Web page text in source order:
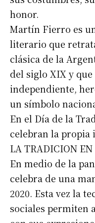
honor.
Martín Fierro es
literario que
clásica de la
del siglo XIX y
independiente,
un símbolo
En el Día de la
celebran la propia
LA TRADICION EN
En medio de la
celebra de una
2020. Esta vez la
sociales permiten